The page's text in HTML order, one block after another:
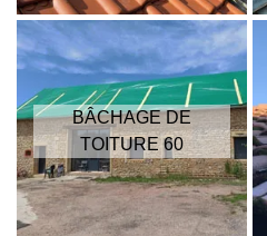
BÂCHAGE DE
TOITURE 60